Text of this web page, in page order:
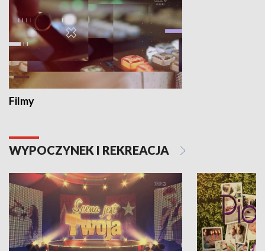
Filmy
WYPOCZYNEK I REKREACJA